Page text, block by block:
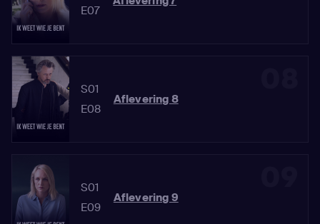
E07
S01
E08
Aflevering 8
S01
E09
Aflevering 9